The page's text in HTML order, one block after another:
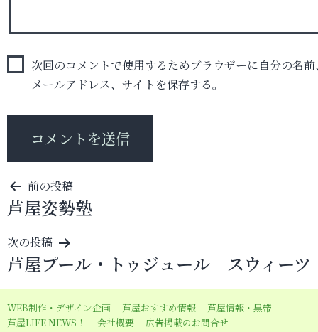
次回のコメントで使用するためブラウザーに自分の名前
メールアドレス、サイトを保存する。
投
稿
ナ
ビ
ゲ
ー
シ
前の投稿
芦屋姿勢塾
次の投稿
芦屋プール・トゥジュール スウィーツ
WEB制作・デザイン企画 芦屋おすすめ情報
芦屋情報・黒帯
芦屋LIFE NEWS！
会社概要 広告掲載のお問合せ